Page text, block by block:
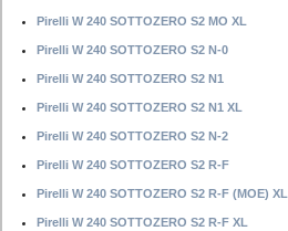
Pirelli W 240 SOTTOZERO S2 MO XL
Pirelli W 240 SOTTOZERO S2 N-0
Pirelli W 240 SOTTOZERO S2 N1
Pirelli W 240 SOTTOZERO S2 N1 XL
Pirelli W 240 SOTTOZERO S2 N-2
Pirelli W 240 SOTTOZERO S2 R-F
Pirelli W 240 SOTTOZERO S2 R-F (MOE) XL
Pirelli W 240 SOTTOZERO S2 R-F XL